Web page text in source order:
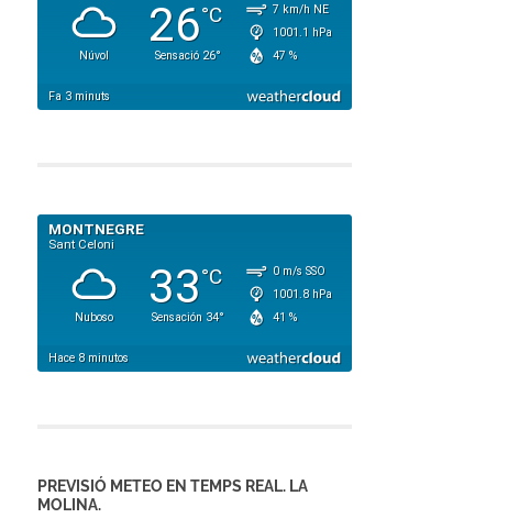
PREVISIÓ METEO EN TEMPS REAL. LA
MOLINA.